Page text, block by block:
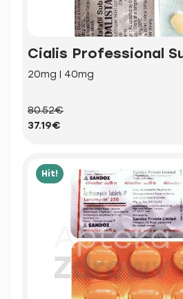
Cialis Professional
20mg | 40mg
80.52€
37.19€
Hit!